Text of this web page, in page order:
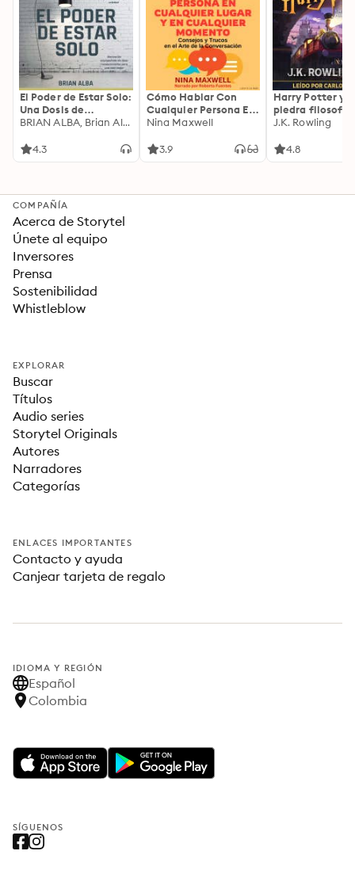
El Poder de Estar Solo:
Una Dosis de
Motivación
Ideas Revolucionarias
BRIAN ALBA, Brian Alba
4.3
Cómo Hablar Con
Cualquier Persona En
Cualquier Lugar Y En
Nina Maxwell
3.9
Harry Potter y
piedra filosofal
J.K. Rowling
4.8
COMPAÑÍA
Acerca de Storytel
Únete al equipo
Inversores
Prensa
Sostenibilidad
Whistleblow
EXPLORAR
Buscar
Títulos
Audio series
Storytel Originals
Autores
Narradores
Categorías
ENLACES IMPORTANTES
Contacto y ayuda
Canjear tarjeta de regalo
IDIOMA Y REGIÓN
Español
Colombia
SÍGUENOS